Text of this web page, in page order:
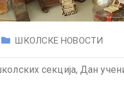
ШКОЛСКЕ НОВОСТИ
секција, Дан